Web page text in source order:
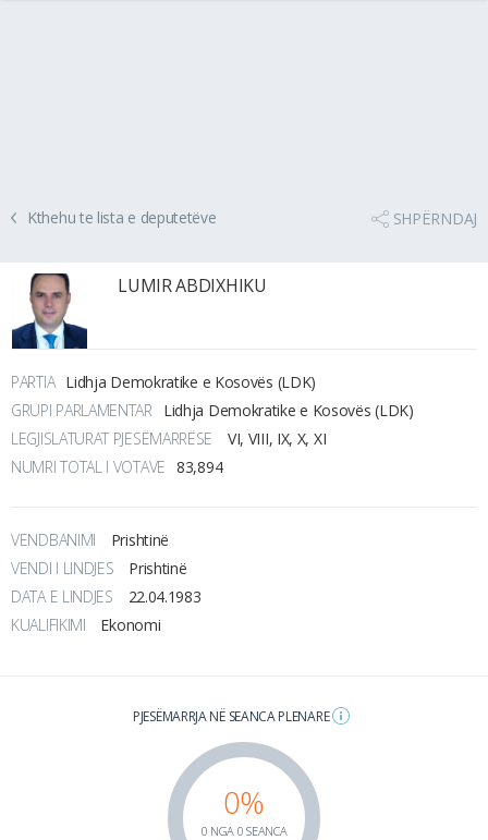
Kthehu te lista e deputetëve SHPËRNDAJ
LUMIR ABDIXHIKU
PARTIA Lidhja Demokratike e Kosovës (LDK)
GRUPI PARLAMENTAR
Lidhja Demokratike e Kosovës (LDK)
LEGJISLATURAT PJESËMARRËSE
VI, VIII, IX, X, XI
NUMRI TOTAL I VOTAVE 83,894
VENDBANIMI
Prishtinë
VENDI I LINDJES
Prishtinë
DATA E LINDJES
22.04.1983
KUALIFIKIMI
Ekonomi
PJESËMARRJA NË SEANCA PLENARE
0%
0 NGA 0 SEANCA